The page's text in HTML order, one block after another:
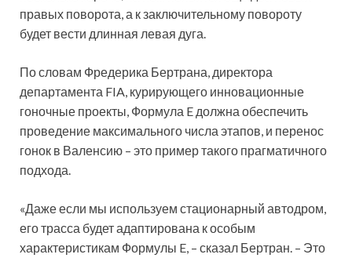
правых поворота, а к заключительному повороту
будет вести длинная левая дуга.
По словам Фредерика Бертрана, директора
департамента FIA, курирующего инновационные
гоночные проекты, Формула E должна обеспечить
проведение максимального числа этапов, и перенос
гонок в Валенсию – это пример такого прагматичного
подхода.
«Даже если мы используем стационарный автодром,
его трасса будет адаптирована к особым
характеристикам Формулы E, – сказал Бертран. – Это